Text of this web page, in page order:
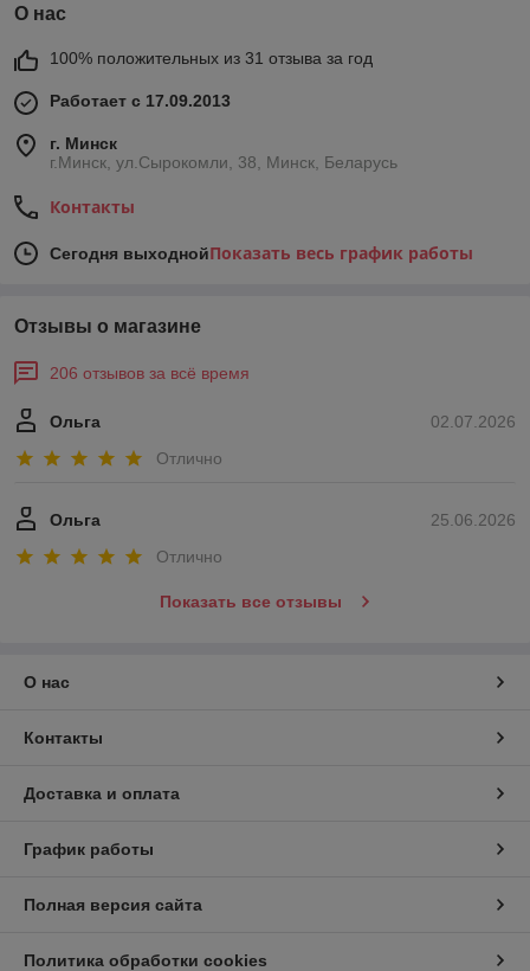
О нас
100% положительных из 31 отзыва за год
Работает с 17.09.2013
г. Минск
г.Минск, ул.Сырокомли, 38, Минск, Беларусь
Контакты
Сегодня выходнойПоказать весь график работы
Отзывы о магазине
206 отзывов за всё время
02.07.2026
Ольга
Отлично
25.06.2026
Ольга
Отлично
Показать все отзывы
О нас
Контакты
Доставка и оплата
График работы
Полная версия сайта
Политика обработки cookies